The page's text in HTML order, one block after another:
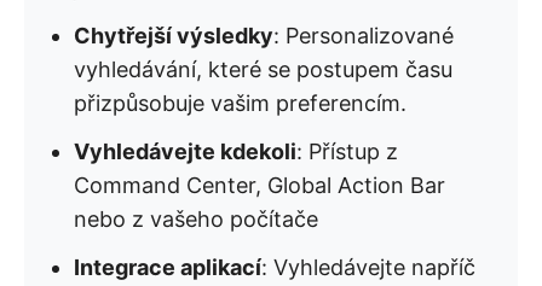
Chytřejší výsledky: Personalizované
vyhledávání, které se postupem času
přizpůsobuje vašim preferencím.
Vyhledávejte kdekoli: Přístup z
Command Center, Global Action Bar
nebo z vašeho počítače
Integrace aplikací: Vyhledávejte napříč